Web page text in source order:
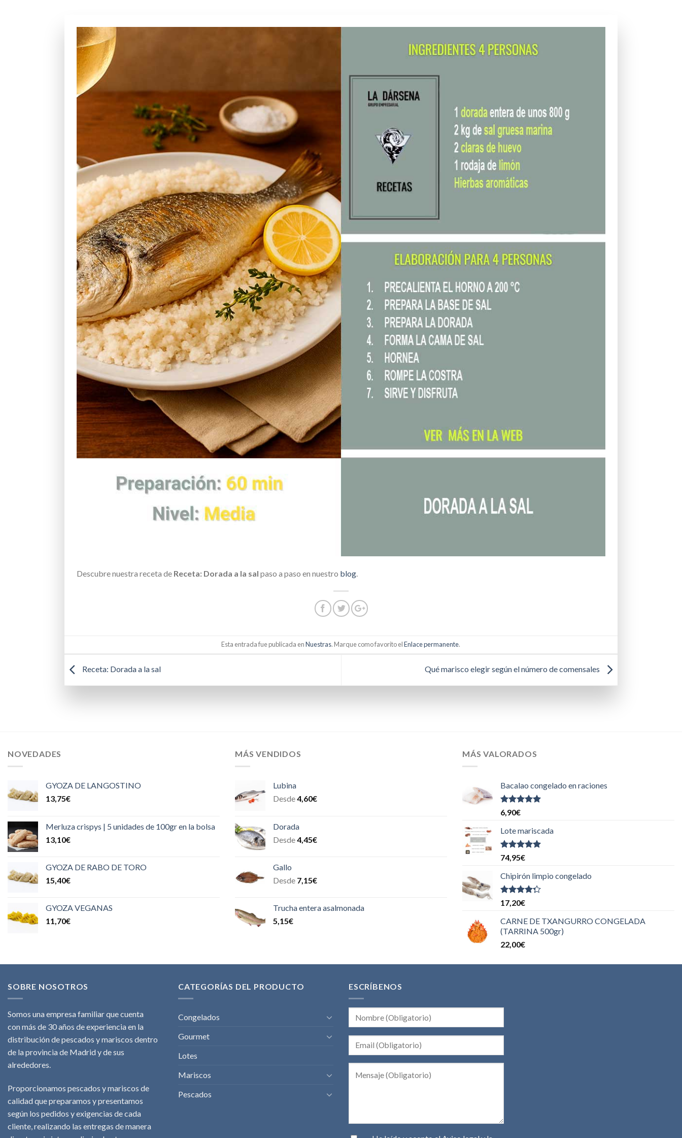
Descubre nuestra receta de Receta: Dorada a la sal paso a paso en nuestro blog
Esta entrada fue publicada enNuestras. Marque como favorito elEnlace permanente.
Receta: Dorada a la sal Qué marisco elegir según el número de comensales
NOVEDADES
GYOZA DE LANGOSTINO
13,75€
Merluza crispys | 5 unidades de 100gr en la bolsa
13,10€
GYOZA DE RABO DE TORO
15,40€
GYOZA VEGANAS
11,70€
MÁS VENDIDOS
Lubina
Desde4,60€
Dorada
Desde4,45€
Gallo
Desde 7,15€
Trucha entera asalmonada
5,15€
MÁS VALORADOS
Bacalao congelado en raciones
Valorado
con
5
6,90€
Lote mariscada
Valorado
con
5
74,95€
Chipirón limpio congelado
Valorado
con
de 5
17,20€
CARNE DE TXANGURRO CONGELADA
(TARRINA 500gr)
22,00€
SOBRE NOSOTROS
Somos una empresa familiar que cuenta
con más de 30 años de experiencia en la
distribución de pescados y mariscos dentro
de la provincia de Madrid y de sus
alrededores.
Proporcionamos pescados y mariscos de
calidad que preparamos y presentamos
según los pedidos y exigencias de cada
cliente, realizando las entregas de manera
CATEGORÍAS DEL PRODUCTO
Congelados
Gourmet
Lotes
Mariscos
Pescados
ESCRÍBENOS